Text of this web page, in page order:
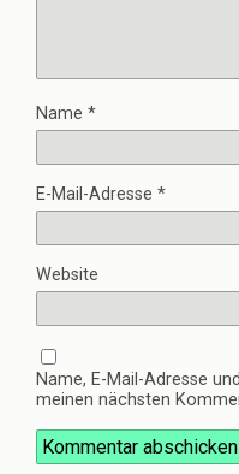
Name *
E-Mail-Adresse *
Website
Name, E-Mail-Adresse
meinen nächsten